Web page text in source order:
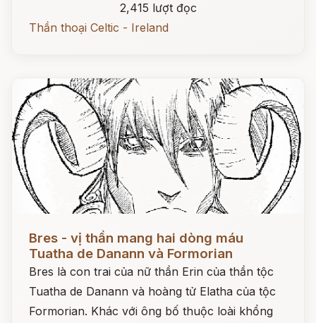
2,415 lượt đọc
Thần thoại Celtic - Ireland
Bres - vị thần mang hai dòng máu
Tuatha de Danann và Formorian
Bres là con trai của nữ thần Erin của thần tộc
Tuatha de Danann và hoàng tử Elatha của tộc
Formorian. Khác với ông bố thuộc loài khổng